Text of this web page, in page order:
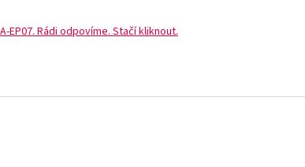
EP07. Rádi odpovíme. Stačí kliknout.